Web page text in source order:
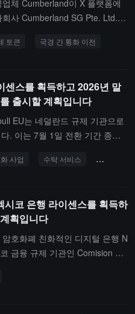
체 Cumberland이 X 플랫폼에
사 Cumberland SG Pte. Ltd.가
DPT) 서비스와 해외 송금 서
토큰 국경 간 통화 이전
스를 획득하고 2026년 말
출시할 계획입니다
EU는 네덜란드 규제 기관으로
. 이는 7월 1일 전환 기간 종료
2026년 말까지 유럽에서 암호
, Webull은 EU 통합 규제 프레임
을 준수하는 디지털 자산 서비
도에 따르면, MiCA가 시행된
현재 200개에 가까워졌습니다.
사업 수탁 서비스 Webull
코 은행 라이센스를 획득하
획입니다
호화폐 친화적인 디지털 은행 N
금융 규제 기관인 Comision Na
은 한도의 예금 및 다양한 대출